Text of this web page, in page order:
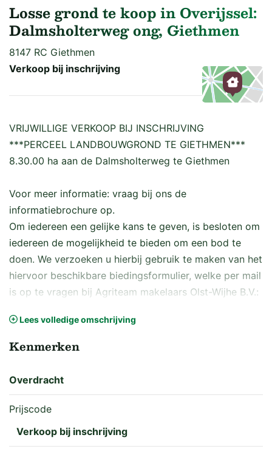
Losse grond te koop in Overijssel:
Dalmsholterweg ong, Giethmen
8147 RC Giethmen
Verkoop bij inschrijving
VRIJWILLIGE VERKOOP BIJ INSCHRIJVING
***PERCEEL LANDBOUWGROND TE GIETHMEN***
8.30.00 ha aan de Dalmsholterweg te Giethmen
Voor meer informatie: vraag bij ons de
informatiebrochure op.
Om iedereen een gelijke kans te geven, is besloten om
iedereen de mogelijkheid te bieden om een bod te
doen. We verzoeken u hierbij gebruik te maken van het
hiervoor beschikbare biedingsformulier, welke per mail
is op te vragen bij Agriteam makelaars Olst-Wijhe B.V.:
Biedingsformulieren kunnen uiterlijk worden
ingezonden tot woensdag 8 april 2026 tot 12.00 uur
u het formulier (in een gesloten enveloppe) op
de Boxbergerweg 16a te Olst.
Inzake de volgende kavel:
Lees volledige omschrijving
Kenmerken
Overdracht
Prijscode
Verkoop bij inschrijving